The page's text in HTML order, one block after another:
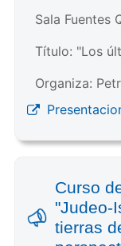
Sala Fuentes
Título: "Los
Organiza:
Curso
"Judeo-
tierras